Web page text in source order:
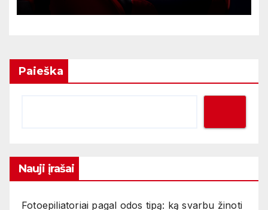
Paieška
Nauji įrašai
Fotoepiliatoriai pagal odos tipą: ką svarbu žinoti